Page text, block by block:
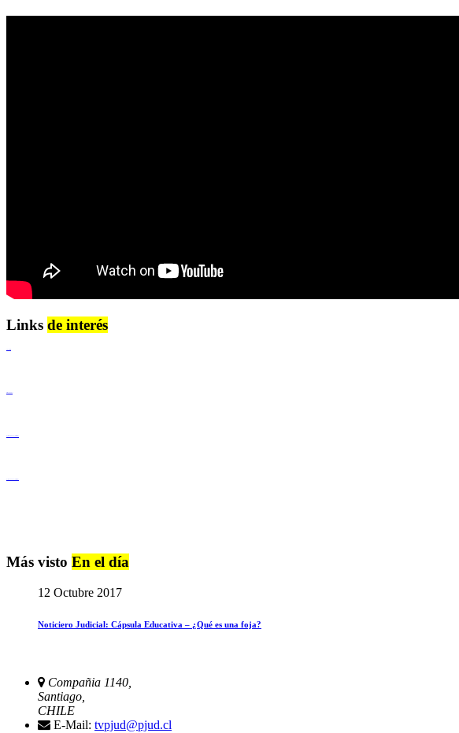
Links de interés
Más visto En el día
12 Octubre 2017
Noticiero Judicial: Cápsula Educativa – ¿Qué es una foja?
Compañia 1140,
Santiago,
CHILE
E-Mail: tvpjud@pjud.cl